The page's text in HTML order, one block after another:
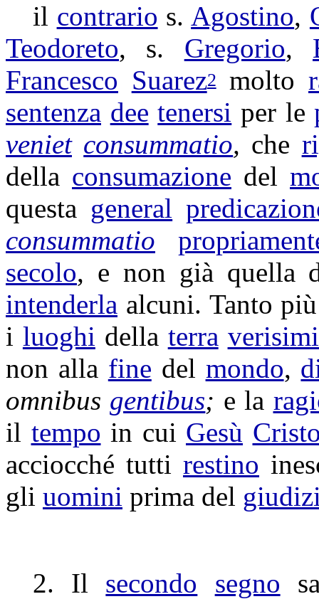
il contrario s. Agostino,
Teodoreto, s. Gregorio,
Francesco Suarez2molto
sentenza dee tenersi per le
veniet consummatio, che
della consumazione del
questa general
consummatio
secolo, e non già quella
intenderla alcuni. Tanto
i luoghi della terra
non alla fine del mondo,
omnibus gentibus; e la
il tempo in cui Gesù
acciocché tutti restino
gli uomini prima del
2. Il secondo segno